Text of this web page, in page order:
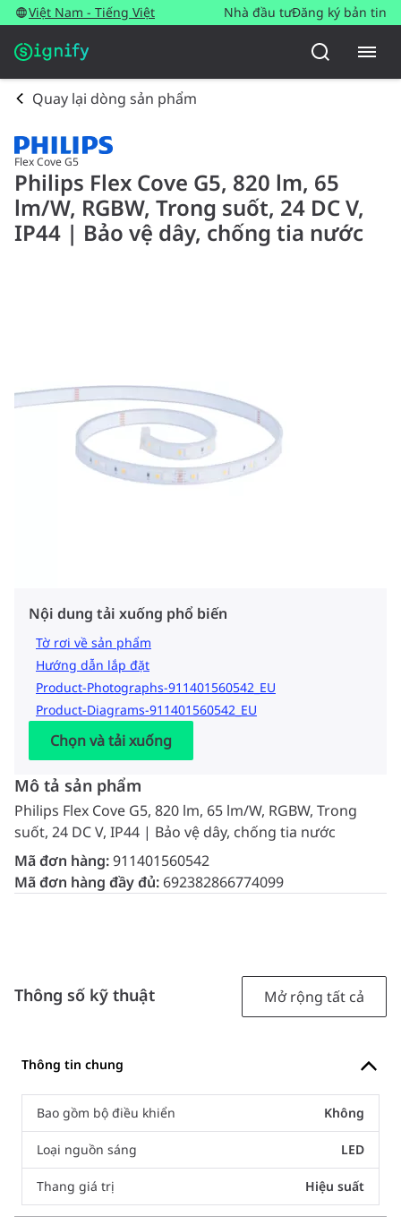
Việt Nam - Tiếng Việt Nhà đầu tưĐăng ký bản tin
Quay lại dòng sản phẩm
Flex Cove G5
Philips Flex Cove G5, 820 lm, 65
lm/W, RGBW, Trong suốt, 24 DC V,
IP44 | Bảo vệ dây, chống tia nước
Nội dung tải xuống phổ biến
Tờ rơi về sản phẩm
Hướng dẫn lắp đặt
Product-Photographs-911401560542_EU
Product-Diagrams-911401560542_EU
Chọn và tải xuống
Mô tả sản phẩm
Philips Flex Cove G5, 820 lm, 65 lm/W, RGBW, Trong
suốt, 24 DC V, IP44 | Bảo vệ dây, chống tia nước
Mã đơn hàng:911401560542
Mã đơn hàng đầy đủ: 692382866774099
Thông số kỹ thuật Mở rộng tất cả
Thông tin chung
Bao gồm bộ điều khiển Không
Loại nguồn sáng LED
Thang giá trị Hiệu suất